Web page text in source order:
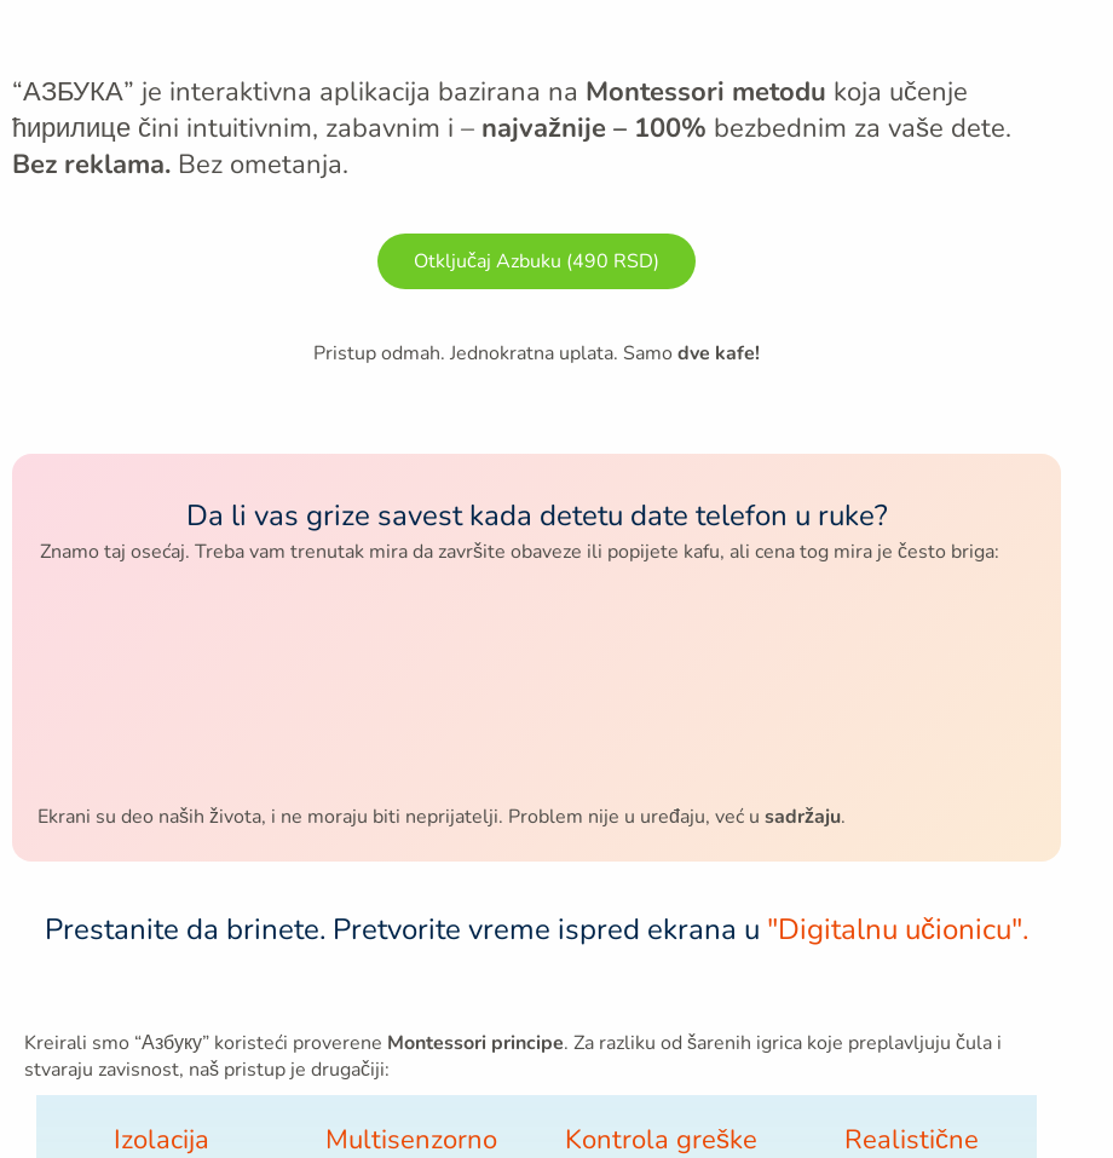
“АЗБУКА” je interaktivna aplikacija bazirana na Montessori metodu koja učenje
ћирилице čini intuitivnim, zabavnim i – najvažnije – 100% bezbednim za vaše dete.
Bez reklama. Bez ometanja.
Otključaj Azbuku (490 RSD)
Pristup odmah. Jednokratna uplata. Samodve kafe!
Da li vas grize savest kada detetu date telefon u ruke?
Znamo taj osećaj. Treba vam trenutak mira da završite obaveze ili popijete kafu, ali cena tog mira je često briga:
Ekrani su deo naših života, i ne moraju biti neprijatelji. Problem nije u uređaju, već u sadržaju.
Prestanite da brinete. Pretvorite vreme ispred ekrana u "Digitalnu učionicu".
Kreirali smo “Азбуку” koristeći proverene Montessori principe. Za razliku od šarenih igrica koje preplavljuju čula i
stvaraju zavisnost, naš pristup je drugačiji:
Izolacija Multisenzorno Kontrola greške Realistične